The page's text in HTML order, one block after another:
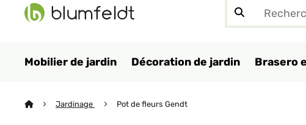
Mobilier de jardin Décoration de jardin Brasero
Jardinage Pot de fleurs Gendt